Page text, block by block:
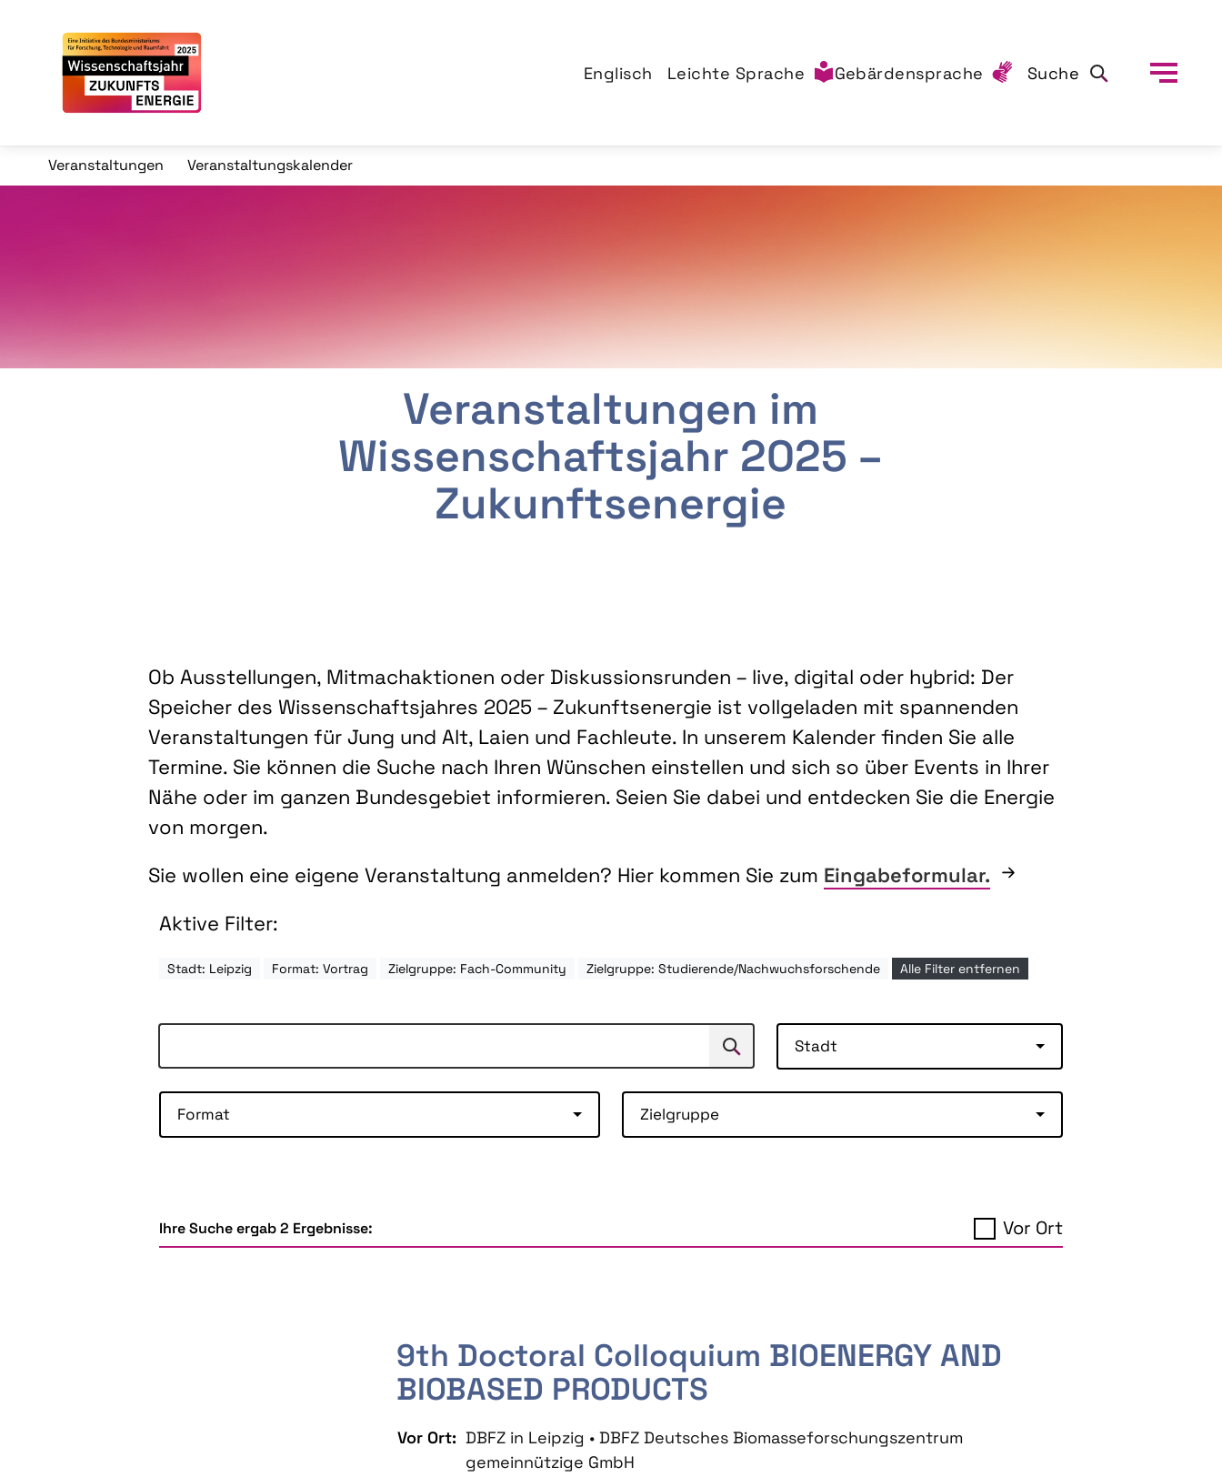
Englisch Leichte Sprache Gebärdensprache Suche
Veranstaltungen Veranstaltungskalender
Veranstaltungen im
Wissenschaftsjahr 2025 –
Zukunftsenergie
Ob Ausstellungen, Mitmachaktionen oder Diskussionsrunden – live, digital oder hybrid: Der
Speicher des Wissenschaftsjahres 2025 – Zukunftsenergie ist vollgeladen mit spannenden
Veranstaltungen für Jung und Alt, Laien und Fachleute. In unserem Kalender finden Sie alle
Termine. Sie können die Suche nach Ihren Wünschen einstellen und sich so über Events in Ihrer
Nähe oder im ganzen Bundesgebiet informieren. Seien Sie dabei und entdecken Sie die Energie
von morgen.
Sie wollen eine eigene Veranstaltung anmelden? Hier kommen Sie zum Eingabeformular.
Aktive Filter:
Stadt: Leipzig Format: Vortrag Zielgruppe: Fach-Community Zielgruppe: Studierende/Nachwuchsforschende Alle Filter entfernen
Suchen Stadt
Format Zielgruppe
Ihre Suche ergab 2 Ergebnisse: Vor Ort
9th Doctoral Colloquium BIOENERGY AND
BIOBASED PRODUCTS
Vor Ort: DBFZ in Leipzig • DBFZ Deutsches Biomasseforschungszentrum
gemeinnützige GmbH